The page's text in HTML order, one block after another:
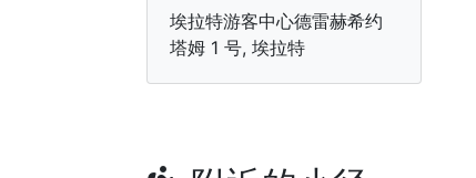
埃拉特游客中心德雷赫希约
塔姆 1 号, 埃拉特